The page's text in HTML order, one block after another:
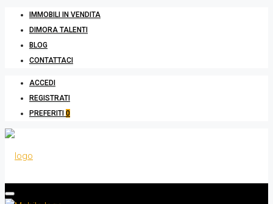
IMMOBILI IN VENDITA
DIMORA TALENTI
BLOG
CONTATTACI
ACCEDI
REGISTRATI
PREFERITI 0